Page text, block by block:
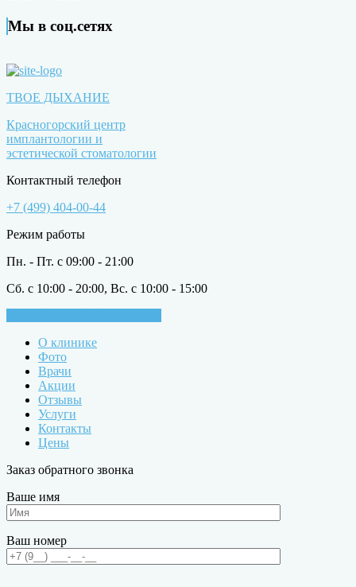
Мы в соц.сетях
ТВОЕ ДЫХАНИЕ
Красногорский центр
имплантологии и
эстетической стоматологии
Контактный телефон
+7 (499) 404-00-44
Режим работы
Пн. - Пт. с 09:00 - 21:00
Сб. с 10:00 - 20:00, Вс. с 10:00 - 15:00
О клинике
Фото
Врачи
Акции
Отзывы
Услуги
Контакты
Цены
Заказ обратного звонка
Ваше имя
Ваш номер